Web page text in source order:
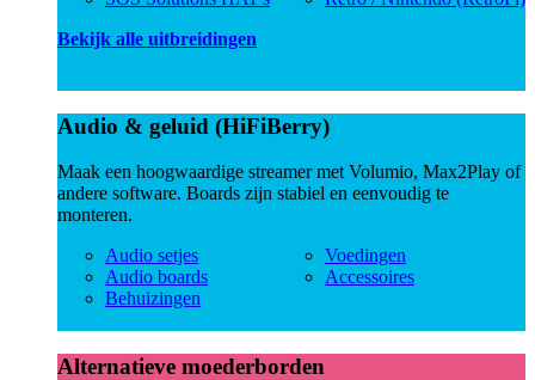
Bekijk alle uitbreidingen
Audio & geluid (HiFiBerry)
Maak een hoogwaardige streamer met Volumio, Max2Play of
andere software. Boards zijn stabiel en eenvoudig te
monteren.
Audio setjes
Audio boards
Behuizingen
Voedingen
Accessoires
Alternatieve moederborden